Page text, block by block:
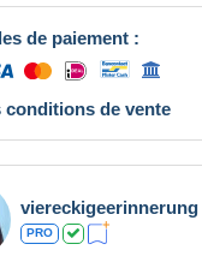
de paiement :
conditions de vente
viereckigeerinnerung
PRO